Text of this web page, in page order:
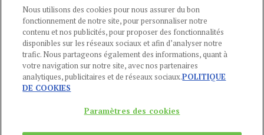
LIENS UTILES
CGU-POLITIQUE DE CONFIDENTIALITÉ -POLITIQUE DES COOKIES
MENTIONS LÉGALES -AIDE
CONTACT
Du Lundi au Vendredi, 9h-13h et 14h-17h
Nous utilisons des cookies pour nous assurer du bon
fonctionnement de notre site, pour personnaliser notre
contenu et nos publicités, pour proposer des fonctionnalités
disponibles sur les réseaux sociaux et afin d’analyser notre
trafic. Nous partageons également des informations, quant à
votre navigation sur notre site, avec nos partenaires
analytiques, publicitaires et de réseaux sociaux.POLITIQUE
DE COOKIES
Paramètres des cookies